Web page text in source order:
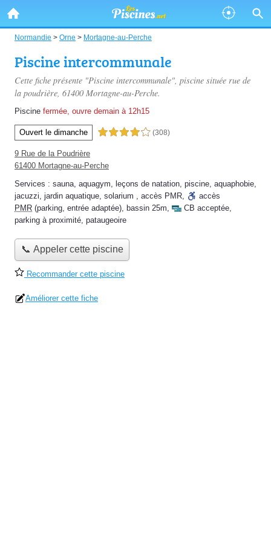
Normandie > Orne > Mortagne-au-Perche
Piscine intercommunale
Cette fiche présente "Piscine intercommunale", piscine située rue de
la poudrière, 61400 Mortagne-au-Perche.
Piscine fermée, ouvre demain à 12h15
Ouvert le dimanche 4,0 étoiles sur 5 (308)
9 Rue de la Poudrière
61400 Mortagne-au-Perche
Services : sauna, aquagym, leçons de natation, piscine, aquaphobie,
jacuzzi, jardin aquatique, solarium , accès PMR,
accès
PMR (parking, entrée adaptée), bassin 25m, CB acceptée,
parking à proximité, pataugeoire
📞 Appeler cette piscine
Recommander cette piscine
Améliorer cette fiche